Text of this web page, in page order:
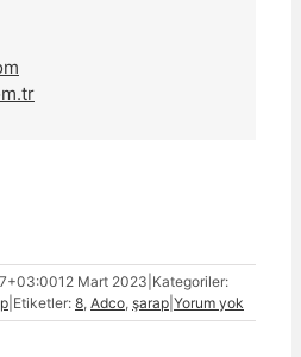
12 Mart 2023 Kategoriler:
Etiketler: 8, Adco, şarap Yorum yok